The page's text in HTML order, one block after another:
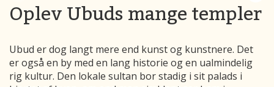
Oplev Ubuds mange templer
Ubud er dog langt mere end kunst og kunstnere. Det
er også en by med en lang historie og en ualmindelig
rig kultur. Den lokale sultan bor stadig i sit palads i